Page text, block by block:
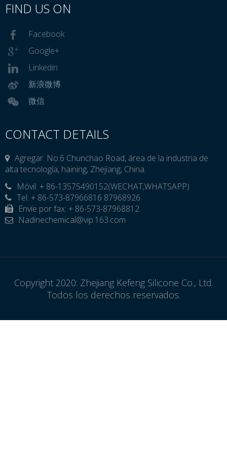
FIND US ON
Facebook
Google+
Linkedin
新浪微博
微信
CONTACT DETAILS
Agregar: No.6 Chunchao Road, área de la industria de
alta tecnología, haining, Zhejiang, China.

Móvil: + 86-13575490152(WECHAT,WHATSAPP)
Tel: + 86-573-87966816 87968926
Envíe por fax: + 86-573-87968812
 Nadinechemical@vip.163.com
Copyright 2020: Zhejiang Kefeng Silicone Co., Ltd.
Todos los derechos reservados.